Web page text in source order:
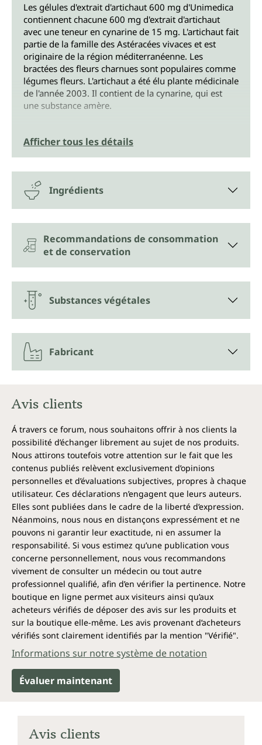
Les gélules d'extrait d'artichaut 600 mg d'Unimedica
contiennent chacune 600 mg d'extrait d'artichaut
avec une teneur en cynarine de 15 mg. L'artichaut fait
partie de la famille des Astéracées vivaces et est
originaire de la région méditerranéenne. Les
bractées des fleurs charnues sont populaires comme
légumes fleurs. L'artichaut a été élu plante médicinale
de l'année 2003. Il contient de la cynarine, qui est
une substance amère.
Afficher tous les détails
Ingrédients
Recommandations de consommation
et de conservation
Substances végétales
Fabricant
Avis clients
Á travers ce forum, nous souhaitons offrir à nos clients la
possibilité d’échanger librement au sujet de nos produits.
Nous attirons toutefois votre attention sur le fait que les
contenus publiés relèvent exclusivement d’opinions
personnelles et d’évaluations subjectives, propres à chaque
utilisateur. Ces déclarations n’engagent que leurs auteurs.
Elles sont publiées dans le cadre de la liberté d’expression.
Néanmoins, nous nous en distançons expressément et ne
pouvons ni garantir leur exactitude, ni en assumer la
responsabilité. Si vous estimez qu’une publication vous
concerne personnellement, nous vous recommandons
vivement de consulter un médecin ou tout autre
professionnel qualifié, afin d’en vérifier la pertinence. Notre
boutique en ligne permet aux visiteurs ainsi qu’aux
acheteurs vérifiés de déposer des avis sur les produits et
sur la boutique elle-même. Les avis provenant d’acheteurs
vérifiés sont clairement identifiés par la mention "Vérifié".
Informations sur notre système de notation
Évaluer maintenant
Avis clients